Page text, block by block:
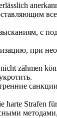
с
при
zähmen
harte Strafen